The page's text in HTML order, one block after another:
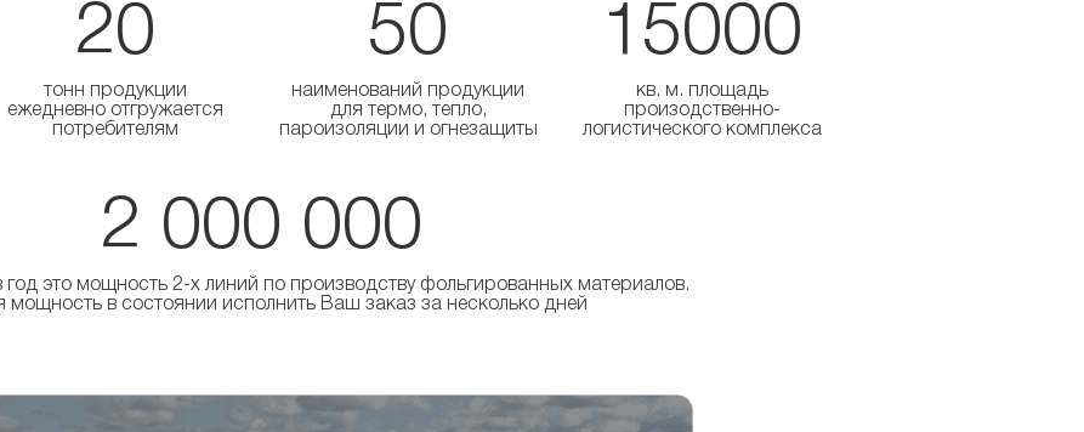
20
тонн продукции
ежедневно отгружается
потребителям
50
наименований продукции
для термо, тепло,
пароизоляции и огнезащиты
15000
кв. м. площадь
произодственно-
логистического комплекса
2 000 000
год это мощность 2-х линий по производству фольгированных материалов.
мощность в состоянии исполнить Ваш заказ за несколько дней